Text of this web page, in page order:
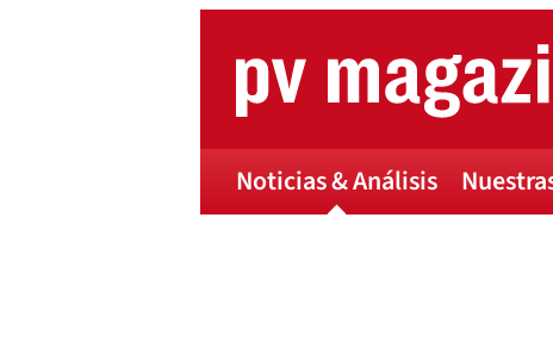
Noticias & Análisis